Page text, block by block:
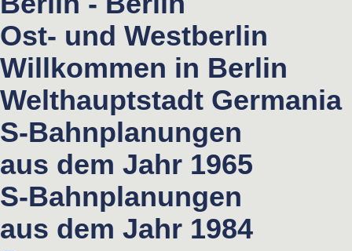
Ost- und Westberlin
Willkommen in Berlin
Welthauptstadt Germania
S-Bahnplanungen
aus dem Jahr 1965
S-Bahnplanungen
aus dem Jahr 1984